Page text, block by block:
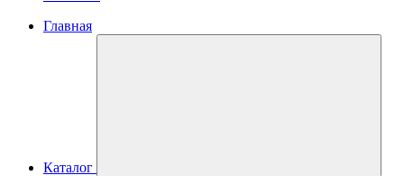
Главная
Каталог